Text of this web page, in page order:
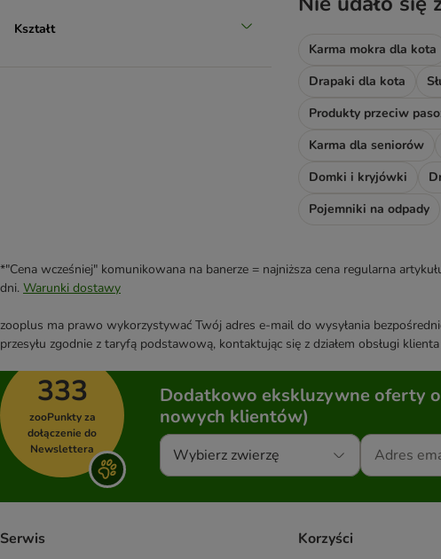
Kształt
Karma mokra dla kota
Drapaki dla kota
Produkty przeciw
Karma dla seniorów
Domki i kryjówki
Pojemniki na odpady
*"Cena wcześniej" komunikowana na banerze = najniższa cena regularna
dni. Warunki dostawy
zooplus ma prawo wykorzystywać Twój adres e-mail do wysyłania
przesyłu zgodnie z taryfą podstawową, kontaktując się z działem obsługi
333
zooPunkty za
dołączenie do
Newslettera
Dodatkowo ekskluzywne oferty
nowych klientów)
Wybierz zwierzę
Serwis Korzyści